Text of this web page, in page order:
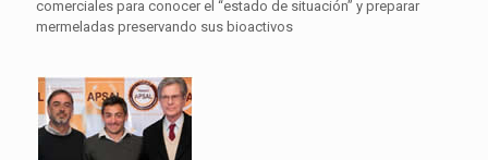
comerciales para conocer el “estado de situación” y preparar
mermeladas preservando sus bioactivos